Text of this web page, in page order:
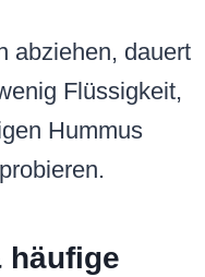
abziehen, dauert
Flüssigkeit,
Hummus
häufige